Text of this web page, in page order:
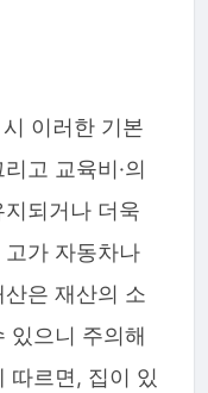
이러한 기본
고 교육비·의
되거나 더욱
가 자동차나
은 재산의 소
있으니 주의해
따르면, 집이 있